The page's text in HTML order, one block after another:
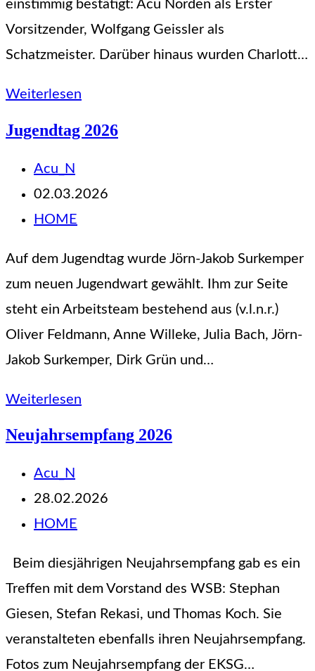
einstimmig bestätigt: Acu Norden als Erster
Vorsitzender, Wolfgang Geissler als
Schatzmeister. Darüber hinaus wurden Charlott…
Weiterlesen
Jugendtag 2026
Beitrags-
Autor:
Acu_N
Beitrag
veröffentlicht:
02.03.2026
Beitrags-
HOME
Auf dem Jugendtag wurde Jörn-Jakob Surkemper
zum neuen Jugendwart gewählt. Ihm zur Seite
steht ein Arbeitsteam bestehend aus (v.l.n.r.)
Oliver Feldmann, Anne Willeke, Julia Bach, Jörn-
Jakob Surkemper, Dirk Grün und…
Weiterlesen
Neujahrsempfang 2026
Beitrags-
Autor:
Acu_N
Beitrag
veröffentlicht:
28.02.2026
Beitrags-
HOME
Beim diesjährigen Neujahrsempfang gab es ein
Treffen mit dem Vorstand des WSB: Stephan
Giesen, Stefan Rekasi, und Thomas Koch. Sie
veranstalteten ebenfalls ihren Neujahrsempfang.
Fotos zum Neujahrsempfang der EKSG…